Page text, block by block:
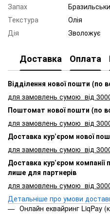
Запах
Текстура
Олія
Дія
Зволожує
Доставка Оплата
Відділення нової пошти (по
для замовлень сумою від
Поштомат нової пошти (по
для замовлень сумою від
Доставка кур’єром нової
для замовлень сумою від
Доставка кур’єром
лише для партнерів
для замовлень сумою від
Детальніше про умови
Онлайн еквайринг LiqPay